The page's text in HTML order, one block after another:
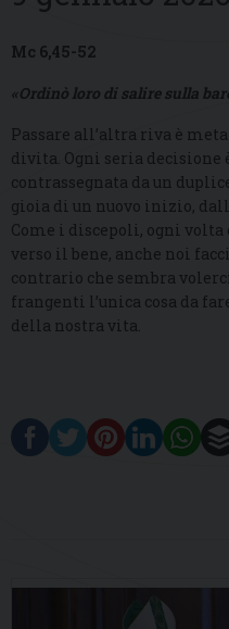
Mc 6,45-52
«Ordinò loro di salire sulla
Passare all’altra riva è
divita. Ogni seria decisione
contrassegnata da un
gioia di un nuovo inizio,
Come i discepoli, ogni
verso il bene, anche noi
contrario che sembra
frangenti l’unica cosa da
della nostra vita.